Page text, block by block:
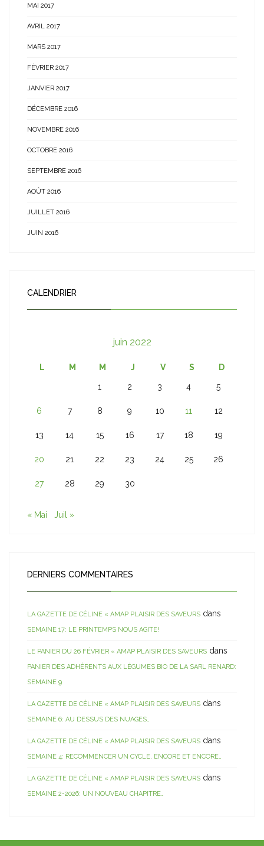
MAI 2017
AVRIL 2017
MARS 2017
FÉVRIER 2017
JANVIER 2017
DÉCEMBRE 2016
NOVEMBRE 2016
OCTOBRE 2016
SEPTEMBRE 2016
AOÛT 2016
JUILLET 2016
JUIN 2016
CALENDRIER
juin 2022
L M M J V S D
1 2 3 4 5
6 7 8 9 10 11 12
13 14 15 16 17 18 19
20 21 22 23 24 25 26
27 28 29 30
« Mai Juil »
DERNIERS COMMENTAIRES
LA GAZETTE DE CÉLINE « AMAP PLAISIR DES SAVEURS dans
SEMAINE 17: LE PRINTEMPS NOUS AGITE!
LE PANIER DU 26 FÉVRIER « AMAP PLAISIR DES SAVEURS dans
PANIER DES ADHÉRENTS AUX LÉGUMES BIO DE LA SARL RENARD:
SEMAINE 9
LA GAZETTE DE CÉLINE « AMAP PLAISIR DES SAVEURS dans
SEMAINE 6: AU DESSUS DES NUAGES…
LA GAZETTE DE CÉLINE « AMAP PLAISIR DES SAVEURS dans
SEMAINE 4: RECOMMENCER UN CYCLE, ENCORE ET ENCORE…
LA GAZETTE DE CÉLINE « AMAP PLAISIR DES SAVEURS dans
SEMAINE 2-2026: UN NOUVEAU CHAPITRE…